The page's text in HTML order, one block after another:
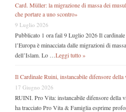
Card. Müller: la migrazione di massa dei
che portare a uno scontro»
9 Luglio 2026
Pubblicato 1 ora fail 9 Luglio 2026 Il
l’Europa è minacciata dalle migrazioni di
dell’Islam. Lo … Leggi tutto »
Il Cardinale Ruini, instancabile difensore della
17 Giugno 2026
RUINI. Pro Vita: instancabile difensore della
ha tracciato Pro Vita & Famiglia esprime